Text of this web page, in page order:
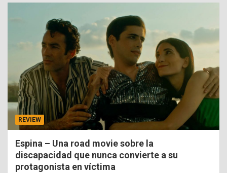
REVIEW
Espina – Una road movie sobre la
discapacidad que nunca convierte a su
protagonista en víctima